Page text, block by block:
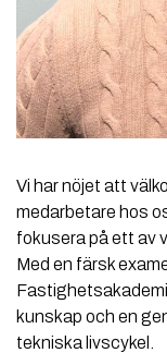
Vi har nöjet att
medarbetare hos
fokusera på ett av
Med en färsk
kunskap och en
tekniska livscykel.